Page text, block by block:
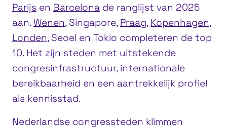
Parijs en Barcelona de ranglijst van 2025
aan.Wenen, Singapore, Praag, Kopenhagen,
Londen, Seoel en Tokio completeren de top
10. Het zijn steden met uitstekende
congresinfrastructuur, internationale
bereikbaarheid en een aantrekkelijk profiel
als kennisstad.
Nederlandse congressteden klimmen